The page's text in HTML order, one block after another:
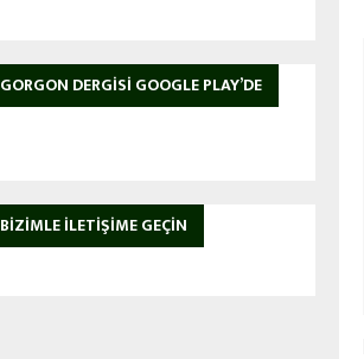
GORGON DERGISI GOOGLE PLAY’DE
BIZIMLE İLETIŞIME GEÇIN